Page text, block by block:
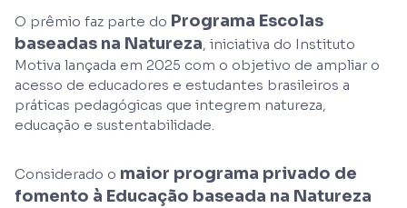
O prêmio faz parte do Programa Escolas
baseadas na Natureza, iniciativa do Instituto
Motiva lançada em 2025 com o objetivo de ampliar o
acesso de educadores e estudantes brasileiros a
práticas pedagógicas que integrem natureza,
educação e sustentabilidade.
Considerado o maior programa privado de
fomento à Educação baseada na Natureza